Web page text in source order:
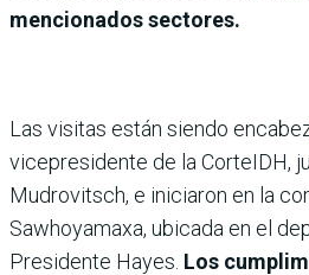
mencionados sectores.
Las visitas están siendo
vicepresidente de la CorteIDH,
Mudrovitsch, e iniciaron en la
Sawhoyamaxa, ubicada en el
Presidente Hayes. Los